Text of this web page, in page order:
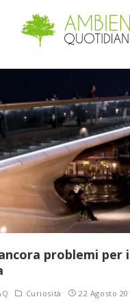
problemi per
Curiosità 22 Agosto